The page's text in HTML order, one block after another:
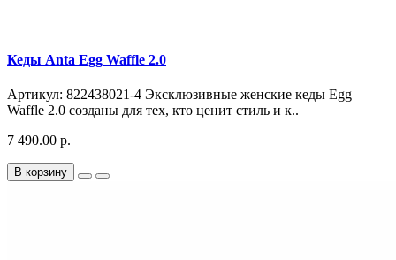
Кеды Anta Egg Waffle 2.0
Артикул: 822438021-4 Эксклюзивные женские кеды Egg
Waffle 2.0 созданы для тех, кто ценит стиль и к..
7 490.00 р.
В корзину